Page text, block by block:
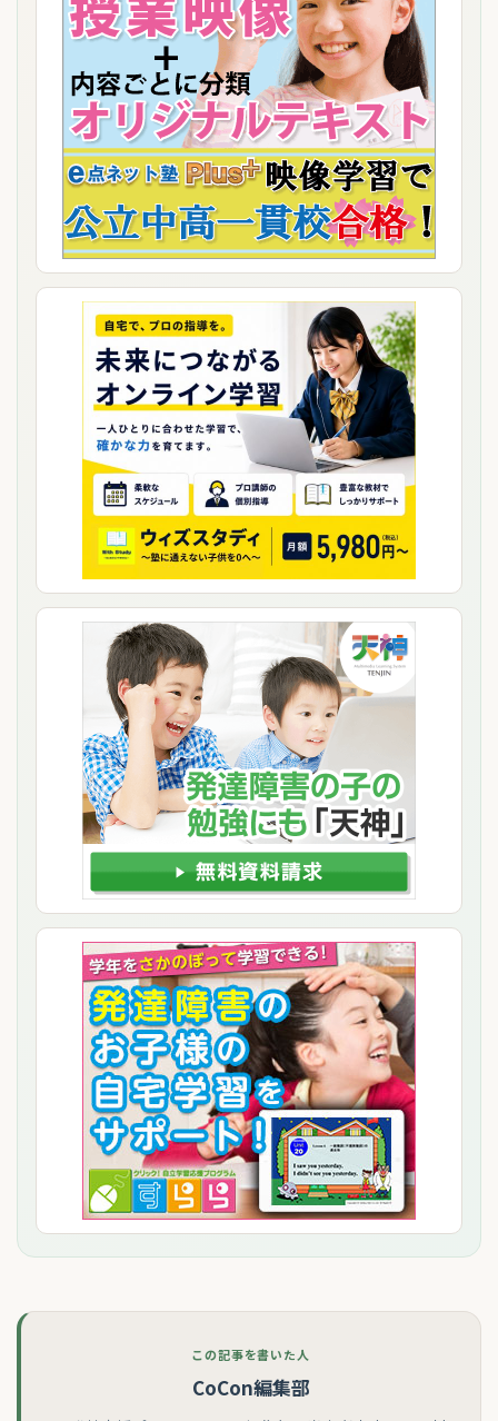
この記事を書いた人
CoCon編集部